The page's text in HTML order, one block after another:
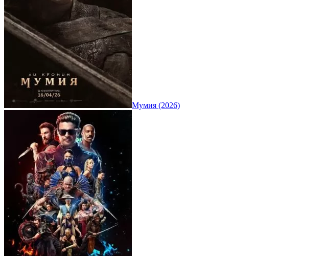
Мумия (2026)